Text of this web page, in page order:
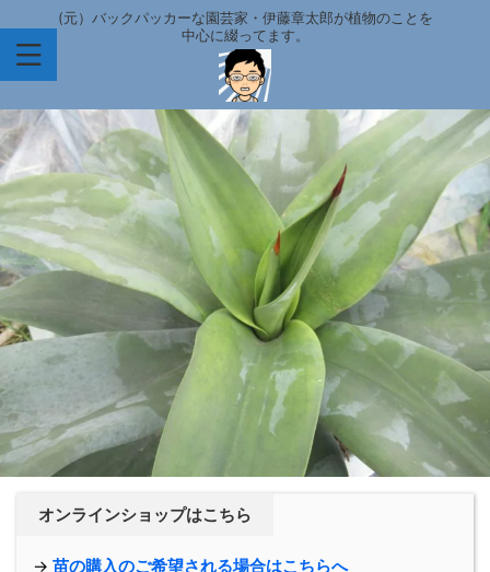
(元）バックパッカーな園芸家・伊藤章太郎が植物のことを
中心に綴ってます。
オンラインショップはこちら
→ 苗の購入のご希望される場合はこちらへ